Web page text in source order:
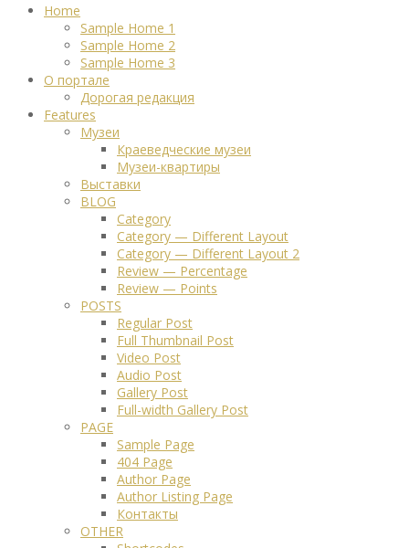
Home
Sample Home 1
Sample Home 2
Sample Home 3
О портале
Дорогая редакция
Features
Музеи
Краеведческие музеи
Музеи-квартиры
Выставки
BLOG
Category
Category — Different Layout
Category — Different Layout 2
Review — Percentage
Review — Points
POSTS
Regular Post
Full Thumbnail Post
Video Post
Audio Post
Gallery Post
Full-width Gallery Post
PAGE
Sample Page
404 Page
Author Page
Author Listing Page
Контакты
OTHER